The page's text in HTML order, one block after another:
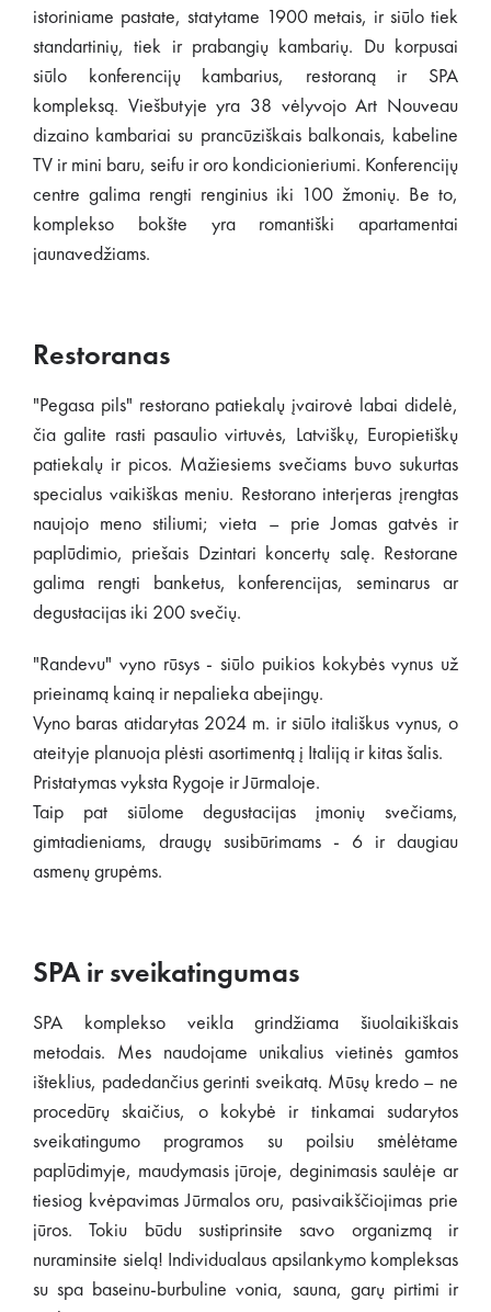
istoriniame pastate, statytame 1900 metais, ir siūlo tiek
standartinių, tiek ir prabangių kambarių. Du korpusai
siūlo konferencijų kambarius, restoraną ir SPA
kompleksą. Viešbutyje yra 38 vėlyvojo Art Nouveau
dizaino kambariai su prancūziškais balkonais, kabeline
TV ir mini baru, seifu ir oro kondicionieriumi. Konferencijų
centre galima rengti renginius iki 100 žmonių. Be to,
komplekso bokšte yra romantiški apartamentai
jaunavedžiams.
Restoranas
"Pegasa pils" restorano patiekalų įvairovė labai didelė,
čia galite rasti pasaulio virtuvės, Latviškų, Europietiškų
patiekalų ir picos. Mažiesiems svečiams buvo sukurtas
specialus vaikiškas meniu. Restorano interjeras įrengtas
naujojo meno stiliumi; vieta – prie Jomas gatvės ir
paplūdimio, priešais Dzintari koncertų salę. Restorane
galima rengti banketus, konferencijas, seminarus ar
degustacijas iki 200 svečių.
"Randevu" vyno rūsys - siūlo puikios kokybės vynus už
prieinamą kainą ir nepalieka abejingų.
Vyno baras atidarytas 2024 m. ir siūlo itališkus vynus, o
ateityje planuoja plėsti asortimentą į Italiją ir kitas šalis.
Pristatymas vyksta Rygoje ir Jūrmaloje.
Taip pat siūlome degustacijas įmonių svečiams,
gimtadieniams, draugų susibūrimams - 6 ir daugiau
asmenų grupėms.
SPA ir sveikatingumas
SPA komplekso veikla grindžiama šiuolaikiškais
metodais. Mes naudojame unikalius vietinės gamtos
išteklius, padedančius gerinti sveikatą. Mūsų kredo – ne
procedūrų skaičius, o kokybė ir tinkamai sudarytos
sveikatingumo programos su poilsiu smėlėtame
paplūdimyje, maudymasis jūroje, deginimasis saulėje ar
tiesiog kvėpavimas Jūrmalos oru, pasivaikščiojimas prie
jūros. Tokiu būdu sustiprinsite savo organizmą ir
nuraminsite sielą! Individualaus apsilankymo kompleksas
su spa baseinu-burbuline vonia, sauna, garų pirtimi ir